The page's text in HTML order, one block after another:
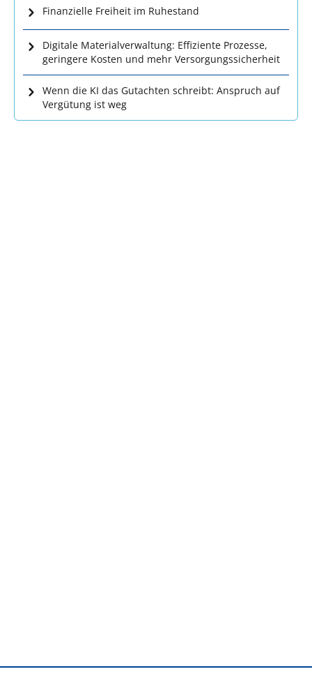
Finanzielle Freiheit im Ruhestand
Digitale Materialverwaltung: Effiziente Prozesse,
geringere Kosten und mehr Versorgungssicherheit
Wenn die KI das Gutachten schreibt: Anspruch auf
Vergütung ist weg